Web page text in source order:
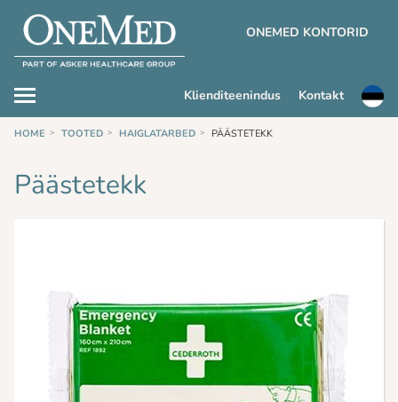
Klienditeenindus Kontakt
ONEMED KONTORID
HOME TOOTED HAIGLATARBED PÄÄSTETEKK
Päästetekk